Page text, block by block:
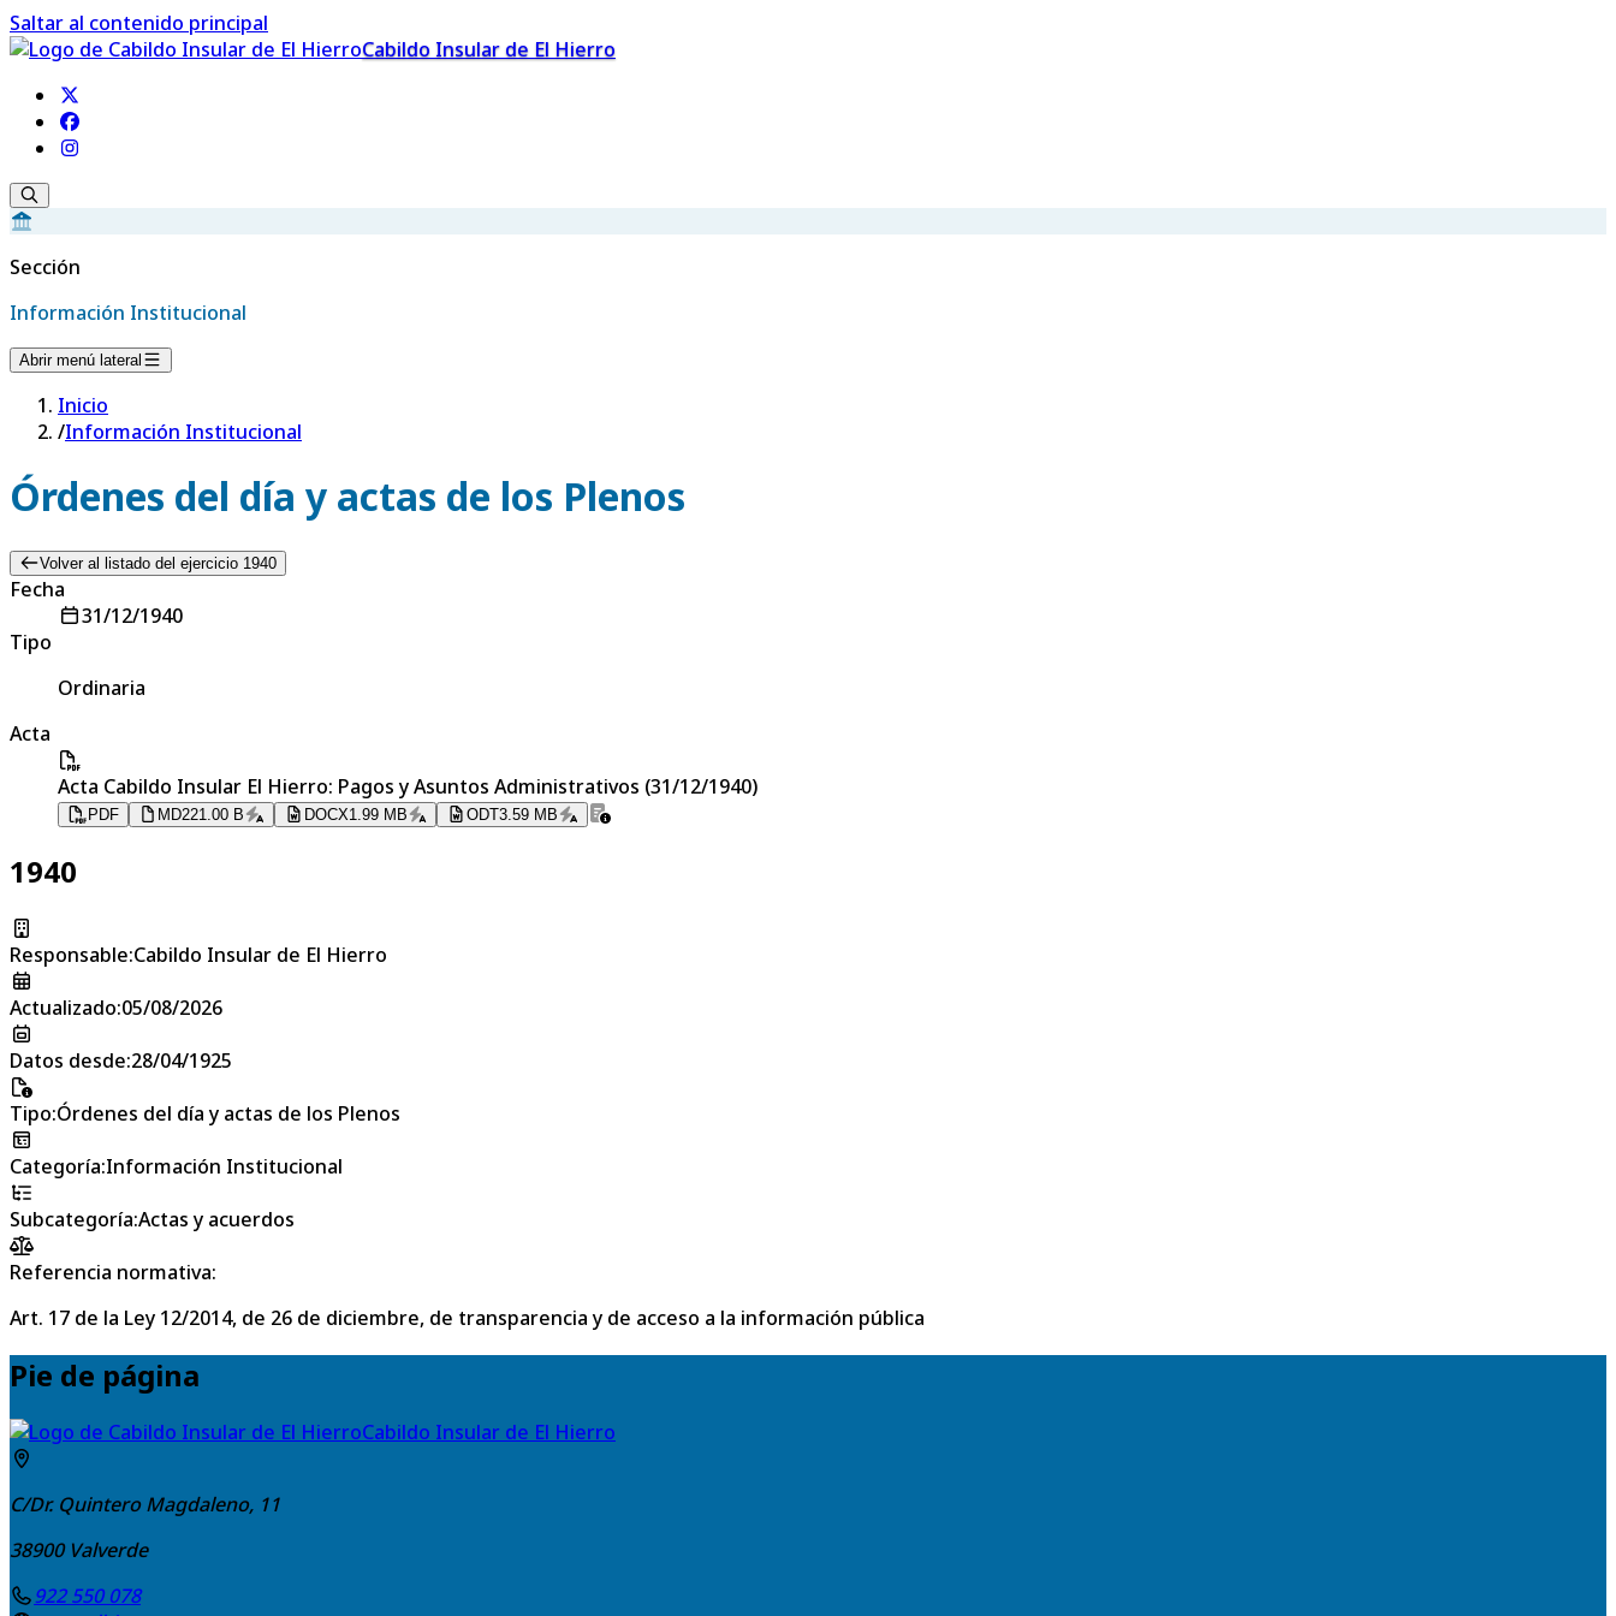
Saltar al contenido principal
Cabildo Insular de El Hierro
Sección
Información Institucional
Abrir menú lateral
Inicio
/Información Institucional
Órdenes del día y actas de los Plenos
Volver al listado del ejercicio 1940
Fecha
31/12/1940
Tipo
Ordinaria
Acta
Acta Cabildo Insular El Hierro: Pagos y Asuntos Administrativos (31/12/1940)
PDF MD221.00 B DOCX1.99 MB ODT3.59 MB
1940
Responsable:Cabildo Insular de El Hierro
Actualizado:05/08/2026
Datos desde:28/04/1925
Tipo:Órdenes del día y actas de los Plenos
Categoría:Información Institucional
Subcategoría:Actas y acuerdos
Referencia normativa:
Art. 17 de la Ley 12/2014, de 26 de diciembre, de transparencia y de acceso a la información pública
Pie de página
Cabildo Insular de El Hierro
C/Dr. Quintero Magdaleno, 11
38900 Valverde
922 550 078